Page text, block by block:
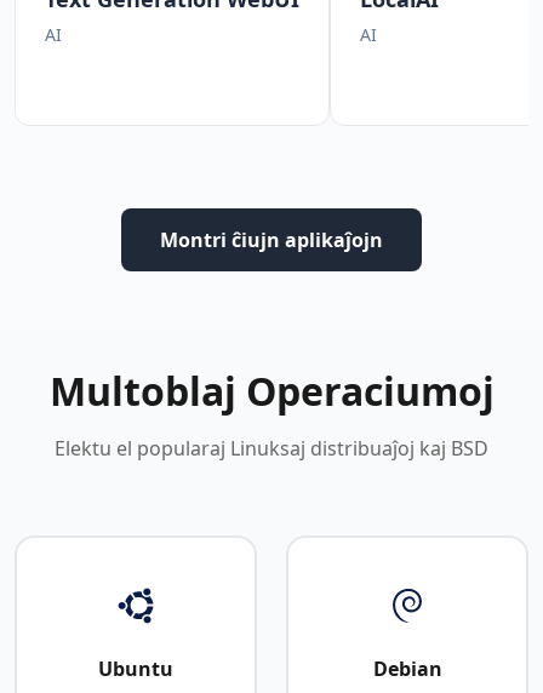
AI AI
Montri ĉiujn aplikaĵojn
Multoblaj Operaciumoj
Elektu el popularaj Linuksaj distribuaĵoj kaj BSD
Ubuntu Debian